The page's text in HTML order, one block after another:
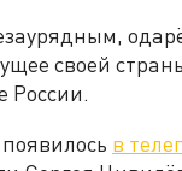
своей
России.
в